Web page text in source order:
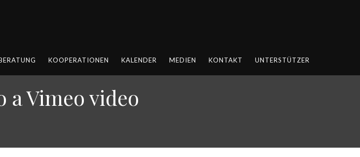
KOOPERATIONEN KALENDER MEDIEN KONTAKT UNTERSTÜTZER
Vimeo video